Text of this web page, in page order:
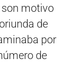
motivo
de
por
de